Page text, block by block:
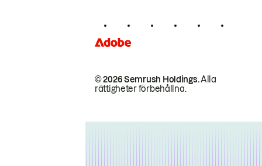
© 2026 Semrush Holdings.Alla
rättigheter förbehållna.